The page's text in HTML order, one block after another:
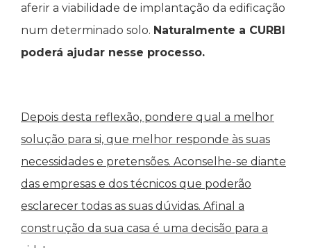
aferir a viabilidade de implantação da edificação
num determinado solo. Naturalmente a CURBI
poderá ajudar nesse processo.
Depois desta reflexão, pondere qual a melhor
solução para si, que melhor responde às suas
necessidades e pretensões. Aconselhe-se diante
das empresas e dos técnicos que poderão
esclarecer todas as suas dúvidas. Afinal a
construção da sua casa é uma decisão para a